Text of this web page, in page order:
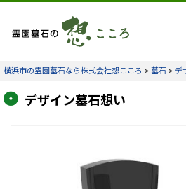
横浜市の霊園墓石なら株式会社想こころ > 墓石 > デ
デザイン墓石想い